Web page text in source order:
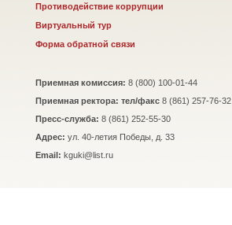
Противодействие коррупции
Виртуальный тур
Форма обратной связи
Приемная комиссия: 8 (800) 100-01-44
Приемная ректора: тел/факс 8 (861) 257-76-32
Пресс-служба: 8 (861) 252-55-30
Адрес: ул. 40-летия Победы, д. 33
Email: kguki@list.ru